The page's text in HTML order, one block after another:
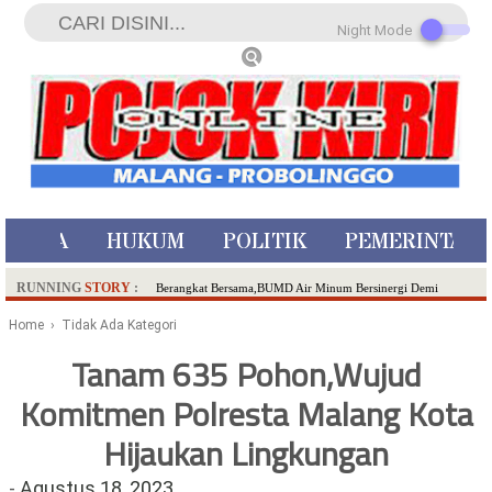
HUKUM POLITIK
RUNNING STORY : Berangkat Bersama,BUMD Air Minum Bersinergi Demi
Ditangkap di Kediri,Satu Buron
SDN Sumberejo 02 Kota Batu Kembangkan Program Inovasi
Literasi Melalui LASKAR JODA, Usung Filosofi Gelar Sehelai
Tikar
Ambulance Dari Berbagai Daerah Padati Kota Wisata Batu
Home › Tidak Ada Kategori
Tanam 635 Pohon,Wujud
Komitmen Polresta Malang Kota
Hijaukan Lingkungan
Night Mode